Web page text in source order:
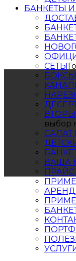
БАНКЕТЫ
СЕТЫ
БОКСЫ
выбор
САЛАТ
ВАША